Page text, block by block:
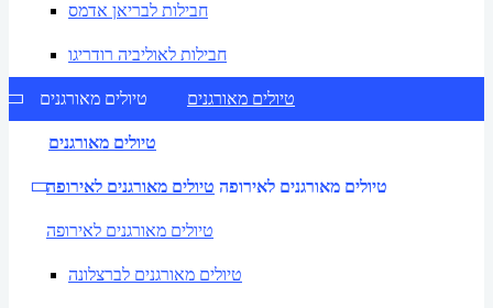
חבילות לבריאן אדמס
חבילות לאוליביה רודריגו
טיולים מאורגנים טיולים מאורגנים
טיולים מאורגנים
טיולים מאורגנים לאירופה טיולים מאורגנים לאירופה
טיולים מאורגנים לאירופה
טיולים מאורגנים לברצלונה